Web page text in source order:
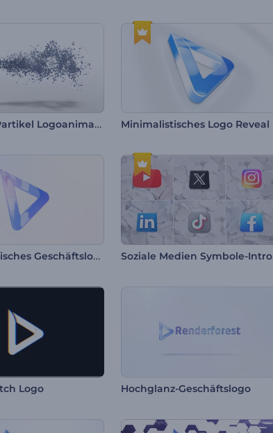
Einfache Partikel Logoanimation Minimalistisches Logo Reveal
Minimalistisches Geschäftslogo-Reveal Soziale Medien Symbole-Intro
Logo Hochglanz-Geschäftslogo